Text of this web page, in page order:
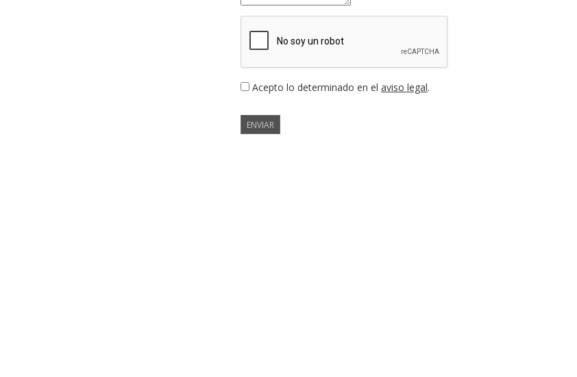
Acepto lo determinado en el aviso legal.
ENVIAR